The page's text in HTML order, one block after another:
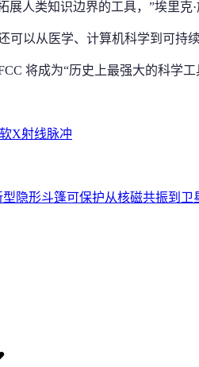
人类知识边界的工具，”埃里克·
可以从医学、计算机科学到可持
将成为“历史上最强大的科学
X射线脉冲
型隐形斗篷可保护从核磁共振到